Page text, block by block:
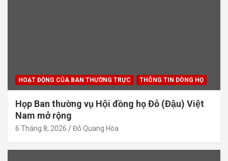
HOẠT ĐỘNG CỦA BAN THƯỜNG TRỰC THÔNG TIN DÒNG HỌ
Họp Ban thường vụ Hội đồng họ Đỗ (Đậu) Việt
Nam mở rộng
6 Tháng 8, 2026 Đỗ Quang Hòa